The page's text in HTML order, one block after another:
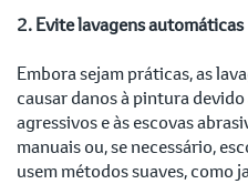
2. Evite lavagens automáticas
Embora sejam práticas, as
causar danos à pintura
agressivos e às escovas
manuais ou, se necessário,
usem métodos suaves, como